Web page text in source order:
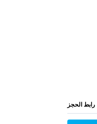
رابط الحجز